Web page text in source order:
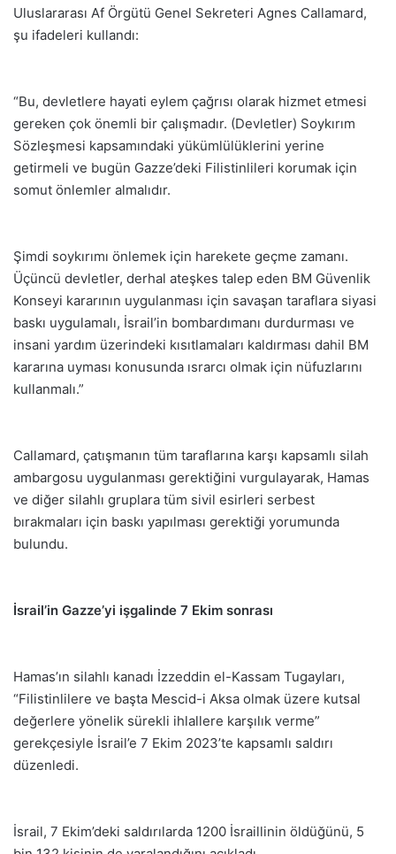
Uluslararası Af Örgütü Genel Sekreteri Agnes Callamard,
şu ifadeleri kullandı:
“Bu, devletlere hayati eylem çağrısı olarak hizmet etmesi
gereken çok önemli bir çalışmadır. (Devletler) Soykırım
Sözleşmesi kapsamındaki yükümlülüklerini yerine
getirmeli ve bugün Gazze’deki Filistinlileri korumak için
somut önlemler almalıdır.
Şimdi soykırımı önlemek için harekete geçme zamanı.
Üçüncü devletler, derhal ateşkes talep eden BM Güvenlik
Konseyi kararının uygulanması için savaşan taraflara siyasi
baskı uygulamalı, İsrail’in bombardımanı durdurması ve
insani yardım üzerindeki kısıtlamaları kaldırması dahil BM
kararına uyması konusunda ısrarcı olmak için nüfuzlarını
kullanmalı.”
Callamard, çatışmanın tüm taraflarına karşı kapsamlı silah
ambargosu uygulanması gerektiğini vurgulayarak, Hamas
ve diğer silahlı gruplara tüm sivil esirleri serbest
bırakmaları için baskı yapılması gerektiği yorumunda
bulundu.
İsrail’in Gazze’yi işgalinde 7 Ekim sonrası
Hamas’ın silahlı kanadı İzzeddin el-Kassam Tugayları,
“Filistinlilere ve başta Mescid-i Aksa olmak üzere kutsal
değerlere yönelik sürekli ihlallere karşılık verme”
gerekçesiyle İsrail’e 7 Ekim 2023’te kapsamlı saldırı
düzenledi.
İsrail, 7 Ekim’deki saldırılarda 1200 İsraillinin öldüğünü, 5